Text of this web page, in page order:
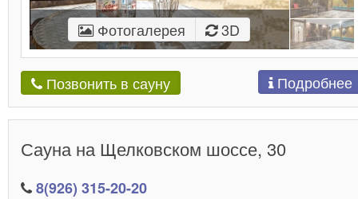
Фотогалерея 3D
Позвонить в сауну Подробнее
Сауна на Щелковском шоссе, 30
8(926) 315-20-20